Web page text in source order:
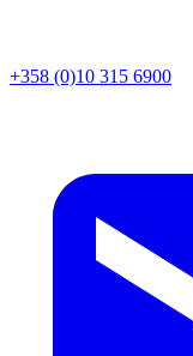
+358 (0)10 315 6900